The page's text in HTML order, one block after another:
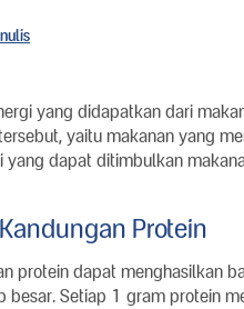
yang didapatkan dari
yaitu makanan yang
yang dapat ditimbulkan
Protein
protein dapat menghasilkan
besar. Setiap 1 gram protein